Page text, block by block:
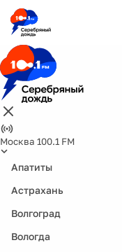
Москва 100.1 FM
Апатиты
Астрахань
Волгоград
Вологда